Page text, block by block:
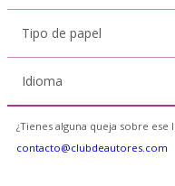
Tipo de papel
Idioma
¿Tienes alguna queja sobre
contacto@clubdeautores.com